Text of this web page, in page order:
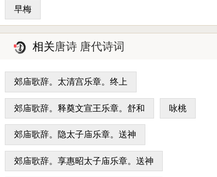
早梅
相关唐诗 唐代诗词
郊庙歌辞。太清宫乐章。终上
郊庙歌辞。释奠文宣王乐章。舒和 咏桃
郊庙歌辞。隐太子庙乐章。送神
郊庙歌辞。享惠昭太子庙乐章。送神